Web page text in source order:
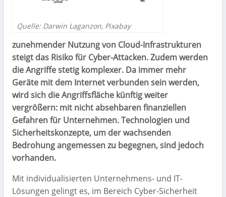
Quelle: Darwin Laganzon, Pixabay
zunehmender Nutzung von Cloud-Infrastrukturen
steigt das Risiko für Cyber-Attacken. Zudem werden
die Angriffe stetig komplexer. Da immer mehr
Geräte mit dem Internet verbunden sein werden,
wird sich die Angriffsfläche künftig weiter
vergrößern: mit nicht absehbaren finanziellen
Gefahren für Unternehmen. Technologien und
Sicherheitskonzepte, um der wachsenden
Bedrohung angemessen zu begegnen, sind jedoch
vorhanden.
Mit individualisierten Unternehmens- und IT-
Lösungen gelingt es, im Bereich Cyber-Sicherheit